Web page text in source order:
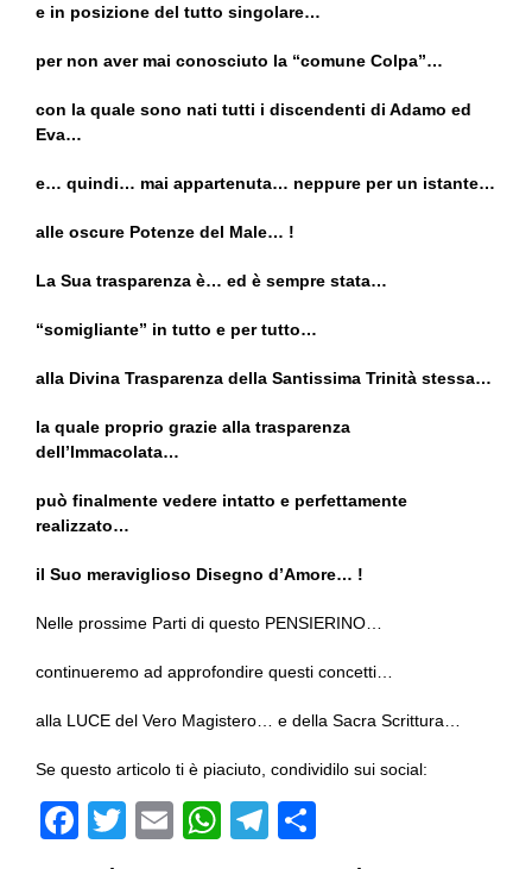
e in posizione del tutto singolare…
per non aver mai conosciuto la “comune Colpa”…
con la quale sono nati tutti i discendenti di Adamo ed
Eva…
e… quindi… mai appartenuta… neppure per un istante…
alle oscure Potenze del Male… !
La Sua trasparenza è… ed è sempre stata…
“somigliante” in tutto e per tutto…
alla Divina Trasparenza della Santissima Trinità stessa…
la quale proprio grazie alla trasparenza
dell’Immacolata…
può finalmente vedere intatto e perfettamente
realizzato…
il Suo meraviglioso Disegno d’Amore… !
Nelle prossime Parti di questo PENSIERINO…
continueremo ad approfondire questi concetti…
alla LUCE del Vero Magistero… e della Sacra Scrittura…
Se questo articolo ti è piaciuto, condividilo sui social:
F
T
E
W
T